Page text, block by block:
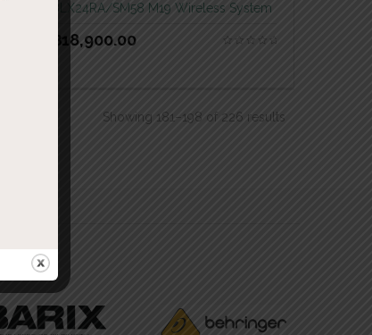
BLX24RA/SM58 M19 Wireless System
฿18,900.00
Showing 181–198 of 226 results